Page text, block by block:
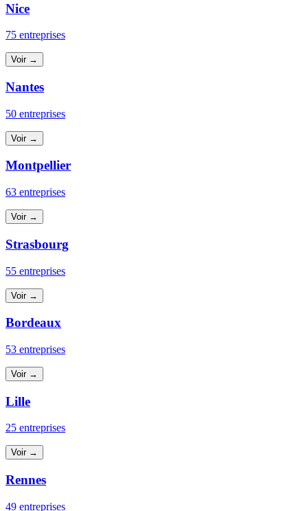
Nice
75 entreprises
Voir →
Nantes
50 entreprises
Voir →
Montpellier
63 entreprises
Voir →
Strasbourg
55 entreprises
Voir →
Bordeaux
53 entreprises
Voir →
Lille
25 entreprises
Voir →
Rennes
49 entreprises